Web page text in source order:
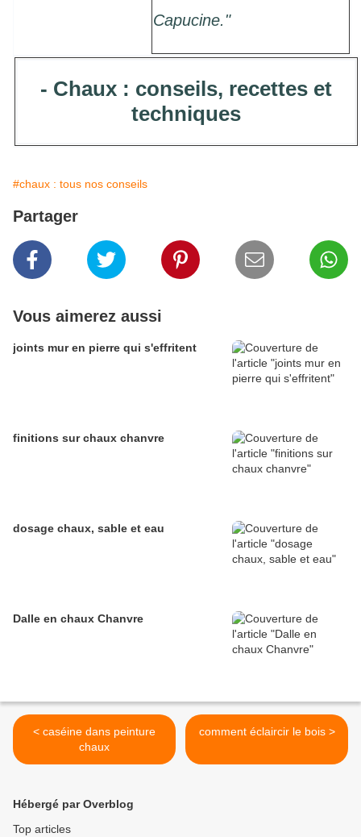
Capucine."
- Chaux : conseils, recettes et
techniques
#chaux : tous nos conseils
Partager
Vous aimerez aussi
joints mur en pierre qui s'effritent
finitions sur chaux chanvre
dosage chaux, sable et eau
Dalle en chaux Chanvre
< caséine dans peinture
chaux
comment éclaircir le bois >
Hébergé par Overblog
Top articles